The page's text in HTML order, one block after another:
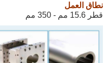
نطاق العمل
قطر 15.6 مم - 350 مم